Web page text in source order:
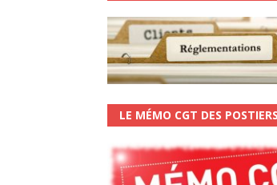
LE MÉMO CGT DES